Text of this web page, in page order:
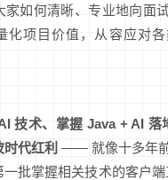
家如何清晰、专业地向面
化项目价值，从容应对
技术、掌握 Java + AI 落
代红利 —— 就像十多年
一批掌握相关技术的客户